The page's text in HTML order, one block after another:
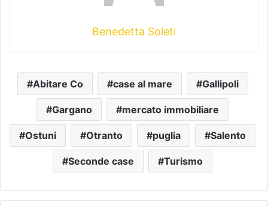
Benedetta Soleti
Abitare Co case al mare Gallipoli
Gargano mercato immobiliare
Ostuni Otranto puglia Salento
Seconde case Turismo